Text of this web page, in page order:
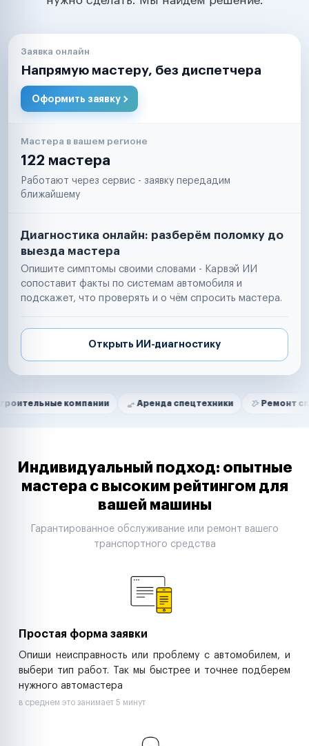
Заявка онлайн
Напрямую мастеру, без диспетчера
Оформить заявку
Мастера в вашем регионе
122 мастера
Работают через сервис - заявку передадим
ближайшему
Диагностика онлайн: разберём поломку до
выезда мастера
Опишите симптомы своими словами - Карвэй ИИ
сопоставит факты по системам автомобиля и
подскажет, что проверять и о чём спросить мастера.
Открыть ИИ-диагностику
Нам доверяют
компании Аренда спецтехники Ремонт спецтехники
Маркетплейсы
Таксопарки
Автодилеры
Строительные компании
Аренда спецтехники
Индивидуальный подход: опытные
мастера с высоким рейтингом для
вашей машины
Гарантированное обслуживание или ремонт вашего
транспортного средства
Простая форма заявки
Опиши неисправность или проблему с автомобилем, и
выбери тип работ. Так мы быстрее и точнее подберем
нужного автомастера
в среднем это занимает 5 минут